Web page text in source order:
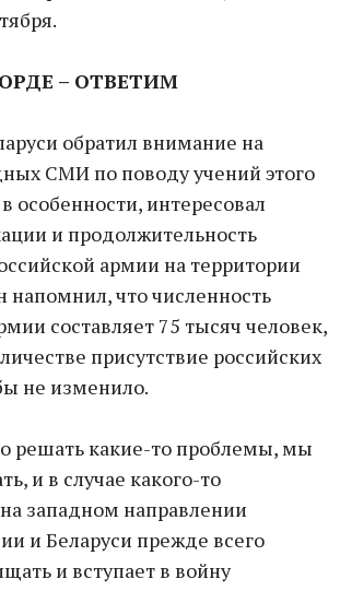
– ОТВЕТИМ
обратил внимание на
СМИ по поводу учений этого
особенности, интересовал
и продолжительность
армии на территории
напомнил, что численность
составляет 75 тысяч человек,
присутствие российских
не изменило.
решать какие-то проблемы, мы
и в случае какого-то
западном направлении
и Беларуси прежде всего
и вступает в войну